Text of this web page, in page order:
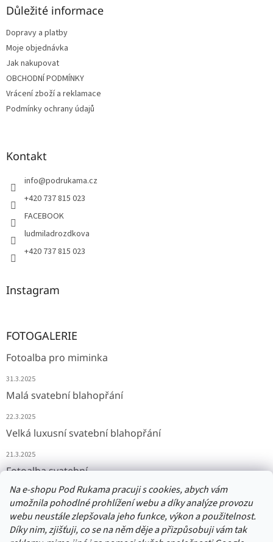
Na e-shopu Pod Rukama pracuji s cookies, abych vám
umožnila pohodlné prohlížení webu a díky analýze provozu
webu neustále zlepšovala jeho funkce, výkon a použitelnost.
Díky nim, zjišťuji, co se na něm děje a přizpůsobuji vám tak
Důležité informace
Dopravy a platby
Moje objednávka
Jak nakupovat
OBCHODNÍ PODMÍNKY
Vrácení zboží a reklamace
Podmínky ochrany údajů
Kontakt
info@podrukama.cz
+420 737 815 023
FACEBOOK
ludmiladrozdkova
+420 737 815 023
Instagram
FOTOGALERIE
Fotoalba pro miminka
31.3.2025
Malá svatební blahopřání
22.3.2025
Velká luxusní svatební blahopřání
21.3.2025
Fotoalba svatební
11.3.2025
Přijímáme online platby